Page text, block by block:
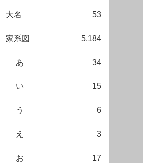
大名 53
家系図 5,184
あ 34
い 15
う 6
え 3
お 17